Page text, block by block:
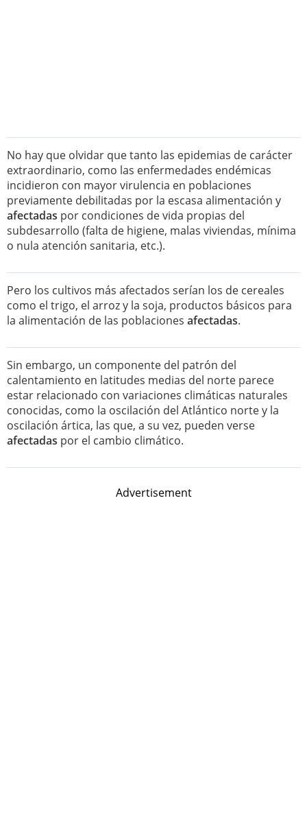
No hay que olvidar que tanto las epidemias de carácter
extraordinario, como las enfermedades endémicas
incidieron con mayor virulencia en poblaciones
previamente debilitadas por la escasa alimentación y
afectadas por condiciones de vida propias del
subdesarrollo (falta de higiene, malas viviendas, mínima
o nula atención sanitaria, etc.).
Pero los cultivos más afectados serían los de cereales
como el trigo, el arroz y la soja, productos básicos para
la alimentación de las poblaciones afectadas.
Sin embargo, un componente del patrón del
calentamiento en latitudes medias del norte parece
estar relacionado con variaciones climáticas naturales
conocidas, como la oscilación del Atlántico norte y la
oscilación ártica, las que, a su vez, pueden verse
afectadas por el cambio climático.
Advertisement